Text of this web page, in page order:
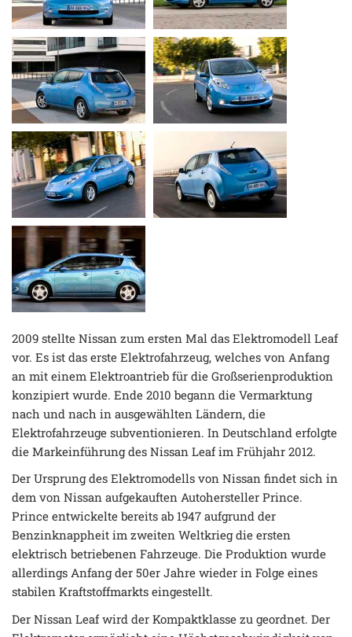
2009 stellte Nissan zum ersten Mal das Elektromodell Leaf
vor. Es ist das erste Elektrofahrzeug, welches von Anfang
an mit einem Elektroantrieb für die Großserienproduktion
konzipiert wurde. Ende 2010 begann die Vermarktung
nach und nach in ausgewählten Ländern, die
Elektrofahrzeuge subventionieren. In Deutschland erfolgte
die Markeinführung des Nissan Leaf im Frühjahr 2012.
Der Ursprung des Elektromodells von Nissan findet sich in
dem von Nissan aufgekauften Autohersteller Prince.
Prince entwickelte bereits ab 1947 aufgrund der
Benzinknappheit im zweiten Weltkrieg die ersten
elektrisch betriebenen Fahrzeuge. Die Produktion wurde
allerdings Anfang der 50er Jahre wieder in Folge eines
stabilen Kraftstoffmarkts eingestellt.
Der Nissan Leaf wird der Kompaktklasse zu geordnet. Der